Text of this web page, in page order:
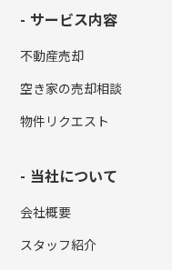
サービス内容
不動産売却
空き家の売却相談
物件リクエスト
当社について
会社概要
スタッフ紹介